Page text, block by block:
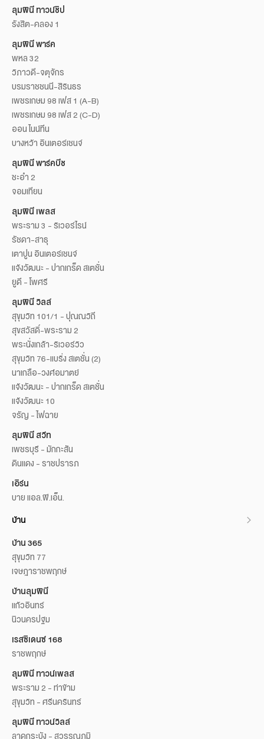
ลุมพินี ทาวน์ชิป
รังสิต-คลอง 1
ลุมพินี พาร์ค
พหล 32
วิภาวดี-จตุจักร
บรมราชชนนี-สิรินธร
เพชรเกษม 98 เฟส 1 (A-B)
เพชรเกษม 98 เฟส 2 (C-D)
ออน ไนน์ทีน
บางหว้า อินเตอร์เชนจ์
ลุมพินี พาร์คบีช
ชะอำ 2
จอมเทียน
ลุมพินี เพลส
พระราม 3 - ริเวอร์ไรน์
รัชดา-สาธุ
เตาปูน อินเตอร์เชนจ์
แจ้งวัฒนะ - ปากเกร็ด สเตชั่น
ยูดี - โพศรี
ลุมพินี วิลล์
สุขุมวิท 101/1 - ปุณณวิถี
สุขสวัสดิ์-พระราม 2
พระนั่งเกล้า-ริเวอร์วิว
สุขุมวิท 76-แบริ่ง สเตชั่น (2)
นาเกลือ-วงศ์อมาตย์
แจ้งวัฒนะ - ปากเกร็ด สเตชั่น
แจ้งวัฒนะ 10
จรัญ - ไฟฉาย
ลุมพินี สวีท
เพชรบุรี - มักกะสัน
ดินแดง - ราชปรารภ
เอิร์น
บาย แอล.พี.เอ็น.
บ้าน
บ้าน 365
สุขุมวิท 77
เจษฎาราชพฤกษ์
บ้านลุมพินี
แก้วอินทร์
นิวนครปฐม
เรสซิเดนซ์ 168
ราชพฤกษ์
ลุมพินี ทาวน์เพลส
พระราม 2 - ท่าข้าม
สุขุมวิท - ศรีนครินทร์
ลุมพินี ทาวน์วิลล์
ลาดกระบัง - สุวรรณภูมิ